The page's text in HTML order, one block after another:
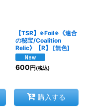
【TSR】※Foil※《連合
の秘宝/Coalition
Relic》【R】
[無色]
600円(税込)
購入する